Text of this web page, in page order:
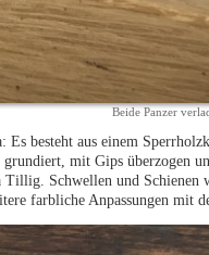
Beide Panzer
Es besteht aus einem
mit Gips überzogen
Tillig. Schwellen und
farbliche Anpassungen mit